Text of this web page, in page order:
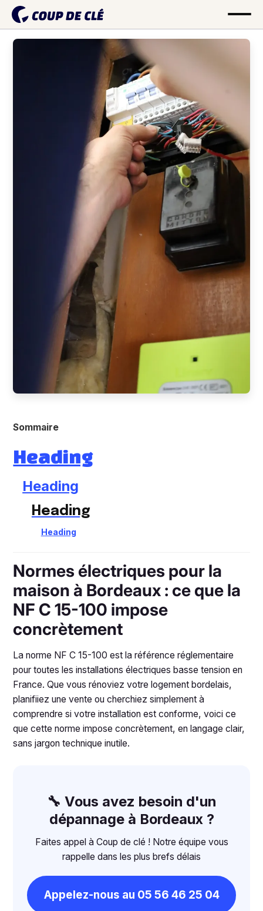
Sommaire
Heading
Heading
Heading
Heading
Normes électriques pour la
maison à Bordeaux : ce que la
NF C 15-100 impose
concrètement
La norme NF C 15-100 est la référence réglementaire
pour toutes les installations électriques basse tension en
France. Que vous rénoviez votre logement bordelais,
planifiiez une vente ou cherchiez simplement à
comprendre si votre installation est conforme, voici ce
que cette norme impose concrètement, en langage clair,
sans jargon technique inutile.
🔧 Vous avez besoin d'un
dépannage à Bordeaux ?
Faites appel à Coup de clé ! Notre équipe vous
rappelle dans les plus brefs délais
Appelez-nous au 05 56 46 25 04